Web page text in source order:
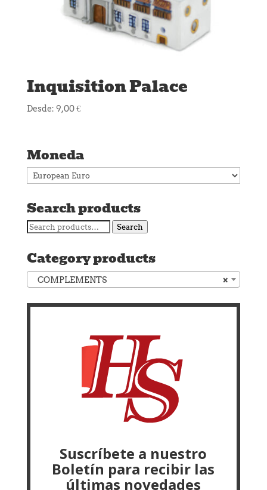
Inquisition Palace
Desde: 9,00€
Moneda
Search products
Search
Search
Category products
×
COMPLEMENTS
Suscríbete a nuestro
Boletín para recibir las
últimas novedades